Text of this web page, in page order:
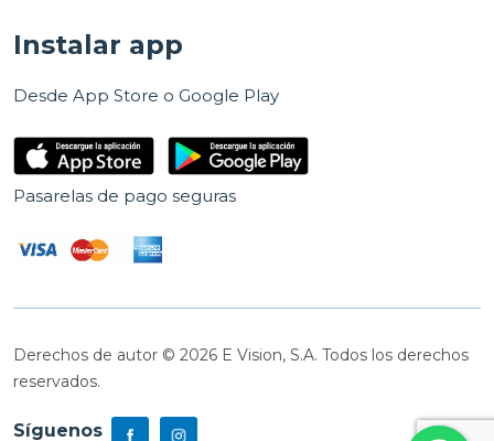
Instalar app
Desde App Store o Google Play
Pasarelas de pago seguras
Derechos de autor © 2026 E Vision, S.A. Todos los derechos
reservados.
Síguenos